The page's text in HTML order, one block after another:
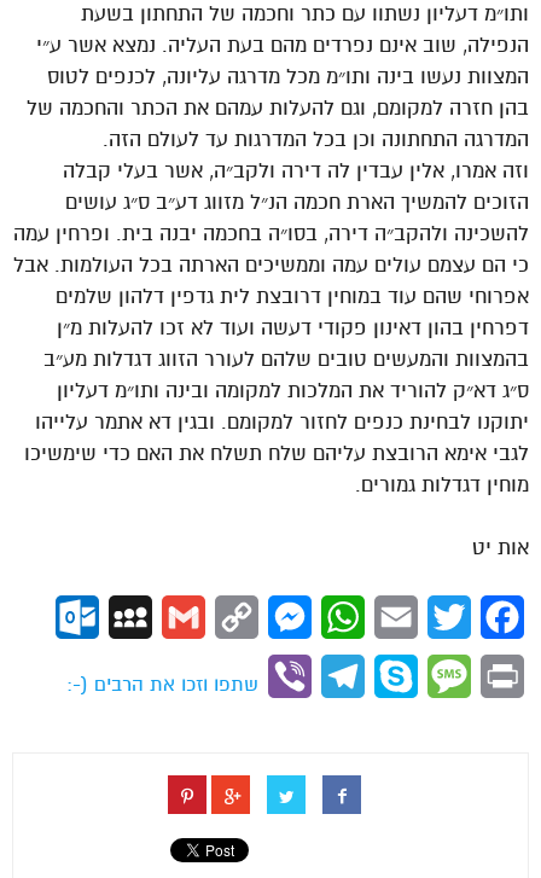
ותו״מ דעליון נשתוו עם כתר וחכמה של התחתון בשעת
הנפילה, שוב אינם נפרדים מהם בעת העליה. נמצא אשר ע״י
המצוות נעשו בינה ותו״מ מכל מדרגה עליונה, לכנפים לטוס
בהן חזרה למקומם, וגם להעלות עמהם את הכתר והחכמה של
המדרגה התחתונה וכן בכל המדרגות עד לעולם הזה.
וזה אמרו, אלין עבדין לה דירה ולקב״ה, אשר בעלי קבלה
הזוכים להמשיך הארת חכמה הנ״ל מזווג דע״ב ס״ג עושים
להשכינה ולהקב״ה דירה, בסו״ה בחכמה יבנה בית. ופרחין עמה
כי הם עצמם עולים עמה וממשיכים הארתה בכל העולמות. אבל
אפרוחי שהם עוד במוחין דרובצת לית גדפין דלהון שלמים
דפרחין בהון דאינון פקודי דעשה ועוד לא זכו להעלות מ״ן
בהמצוות והמעשים טובים שלהם לעורר הזווג דגדלות מע״ב
ס״ג דא״ק להוריד את המלכות למקומה ובינה ותו״מ דעליון
יתוקנו לבחינת כנפים לחזור למקומם. ובגין דא אתמר עלייהו
לגבי אימא הרובצת עליהם שלח תשלח את האם כדי שימשיכו
מוחין דגדלות גמורים.
אות יט
Facebook
Twitter
Email
WhatsApp
Messenger
Copy
Gmail
MySpace
Print
Message
Skype
Telegram
Viber
שתפו וזכו את הרבים (-: